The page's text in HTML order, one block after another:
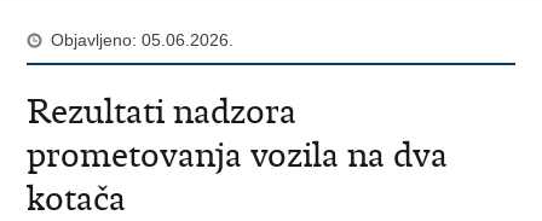
Objavljeno: 05.06.2026.
Rezultati nadzora
prometovanja vozila na dva
kotača